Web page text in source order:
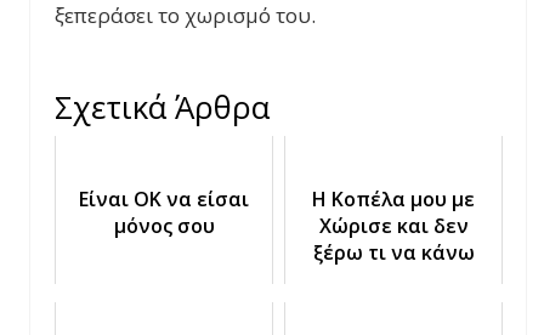
ξεπεράσει το χωρισμό του.
Σχετικά Άρθρα
Είναι ΟΚ να είσαι
μόνος σου
Η Κοπέλα μου με
Χώρισε και δεν
ξέρω τι να κάνω